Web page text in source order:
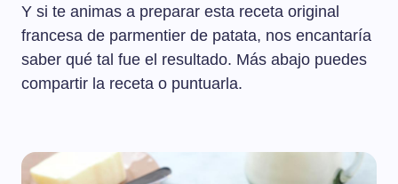
Y si te animas a preparar esta receta original
francesa de parmentier de patata, nos encantaría
saber qué tal fue el resultado. Más abajo puedes
compartir la receta o puntuarla.